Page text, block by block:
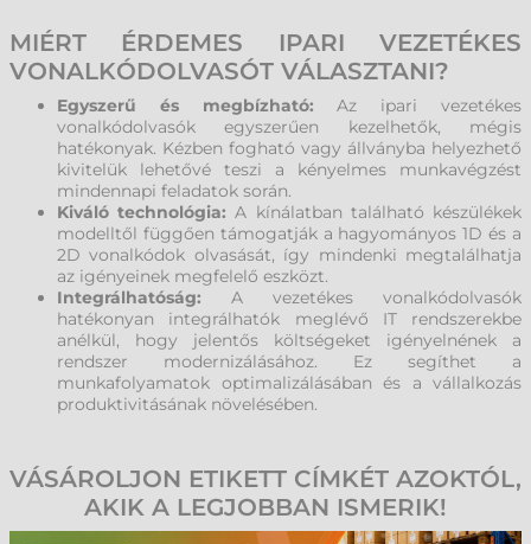
MIÉRT ÉRDEMES IPARI VEZETÉKES
VONALKÓDOLVASÓT VÁLASZTANI?
Egyszerű és megbízható: Az ipari vezetékes
vonalkódolvasók egyszerűen kezelhetők, mégis
hatékonyak. Kézben fogható vagy állványba helyezhető
kivitelük lehetővé teszi a kényelmes munkavégzést
mindennapi feladatok során.
Kiváló technológia: A kínálatban található készülékek
modelltől függően támogatják a hagyományos 1D és a
2D vonalkódok olvasását, így mindenki megtalálhatja
az igényeinek megfelelő eszközt.
Integrálhatóság: A vezetékes vonalkódolvasók
hatékonyan integrálhatók meglévő IT rendszerekbe
anélkül, hogy jelentős költségeket igényelnének a
rendszer modernizálásához. Ez segíthet a
munkafolyamatok optimalizálásában és a vállalkozás
produktivitásának növelésében.
VÁSÁROLJON ETIKETT CÍMKÉT AZOKTÓL,
AKIK A LEGJOBBAN ISMERIK!